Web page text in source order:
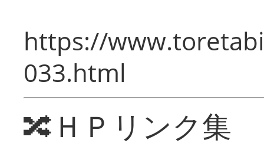
https://
033.html
🔀ＨＰリンク集